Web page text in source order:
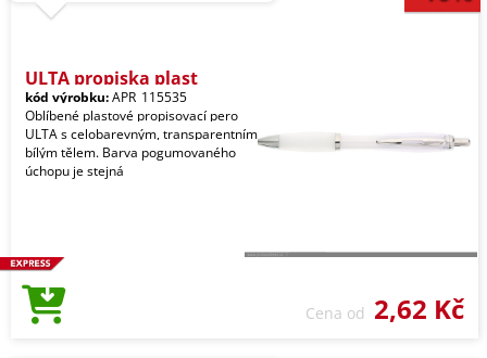
ULTA propiska plast
kód výrobku:APR_115535
Oblíbené plastové propisovací pero
ULTA s celobarevným, transparentním
bílým tělem. Barva pogumovaného
úchopu je stejná
Cena od 2,62 Kč